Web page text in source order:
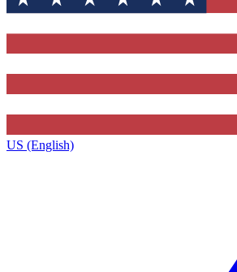
US (English)